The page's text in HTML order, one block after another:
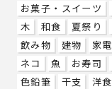
お菓子・スイーツ
木
和食 夏祭り
飲み物
建物 家電
ネコ
魚 お寿司
色鉛筆
干支 洋食